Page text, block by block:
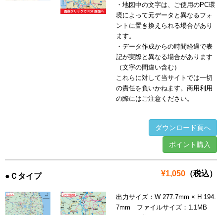
・地図中の文字は、ご使用のPC環
境によって元データと異なるフォ
ントに置き換えられる場合があり
ます。
・データ作成からの時間経過で表
記が実際と異なる場合があります
（文字の間違い含む）
これらに対して当サイトでは一切
の責任を負いかねます。商用利用
の際にはご注意ください。
ダウンロード頁へ
ポイント購入
¥1,050 （税込）
●Ｃタイプ
出力サイズ：W 277.7mm × H 194.
7mm ファイルサイズ：1.1MB